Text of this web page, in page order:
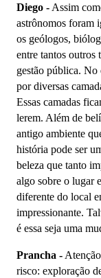
Diego - Assim
astrônomos foram
os geólogos,
entre tantos outros
gestão pública. No
por diversas
Essas camadas
lerem. Além de
antigo ambiente
história pode ser
beleza que tanto
algo sobre o lugar
diferente do local
impressionante.
é essa seja uma
Prancha -
risco: exploração